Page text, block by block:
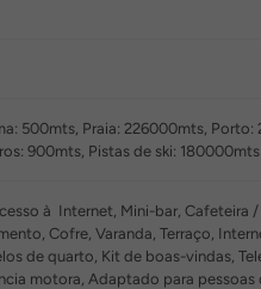
500mts, Praia: 226000mts,
900mts, Pistas de ski: 180000mts
à Internet, Mini-bar, Cafeteira
Cofre, Varanda, Terraço,
de quarto, Kit de boas-vindas,
motora, Adaptado para